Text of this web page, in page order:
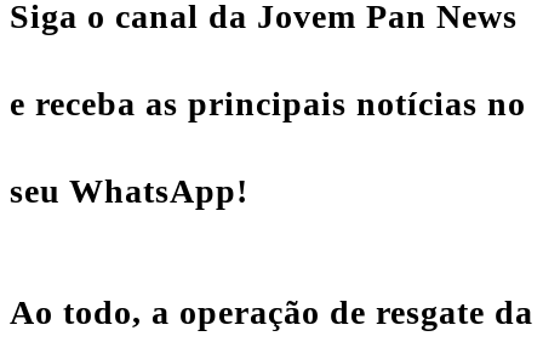
Siga o canal da Jovem Pan News
e receba as principais notícias no
seu WhatsApp!
Ao todo, a operação de resgate da